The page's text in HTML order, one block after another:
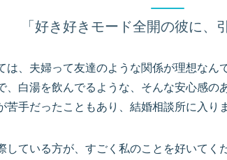
「好き好きモード全開の彼に、
は、夫婦って友達のような関係が理想なん
、白湯を飲んでるような、そんな安心感
苦手だったこともあり、結婚相談所に入り
している方が、すごく私のことを好いて